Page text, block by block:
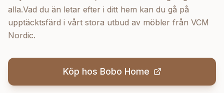
alla.Vad du än letar efter i ditt hem kan du gå på
upptäcktsfärd i vårt stora utbud av möbler från VCM
Nordic.
Köp hos Bobo Home